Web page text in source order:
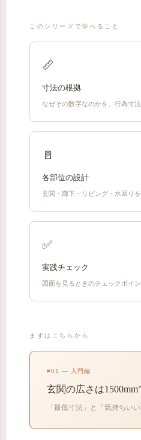
このシリーズで学べること
📏
寸法の根拠
なぜその数字なのかを、行為寸
🚪
各部位の設計
玄関・廊下・リビング・水回り
✅
実践チェック
図面を見るときのチェックポイ
まずはこちらから
#01 — 入門編
玄関の広さは1500mm
「最低寸法」と「気持ちい